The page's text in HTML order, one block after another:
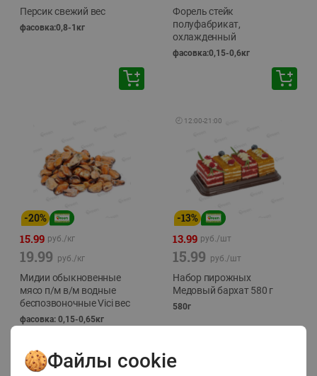
Персик свежий вес
фасовка:0,8-1кг
Форель стейк
полуфабрикат,
охлажденный
фасовка:0,15-0,6кг
-20%
15.99 руб./кг
19.99 руб./кг
Мидии обыкновенные
мясо п/м в/м водные
беспозвоночные Vici вес
фасовка: 0,15-0,65кг
🕘 12:00-21:00
-13%
13.99 руб./шт
15.99 руб./шт
Набор пирожных
Медовый бархат 580 г
580г
Файлы cookie